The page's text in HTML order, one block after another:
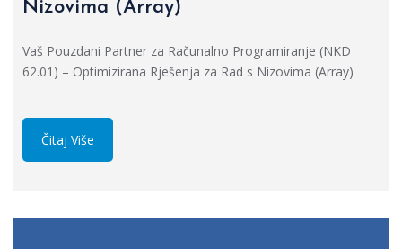
Nizovima (Array)
Vaš Pouzdani Partner za Računalno Programiranje (NKD
62.01) – Optimizirana Rješenja za Rad s Nizovima (Array)
Čitaj Više